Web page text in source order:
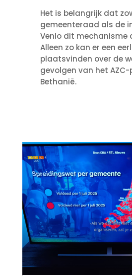
Het is belangrijk dat
gemeenteraad als de
Venlo dit mechanisme
Alleen zo kan er een
plaatsvinden over de
gevolgen van het AZC-
Bethanië.